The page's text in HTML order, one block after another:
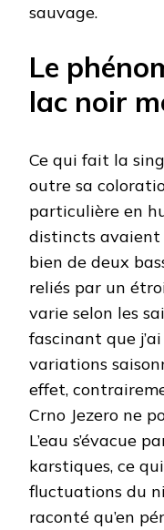
sauvage.
Le
lac noir
Ce qui fait la
outre sa
particulière en
distincts avaient
bien de deux
reliés par un
varie selon les
fascinant que
variations
effet,
Crno Jezero ne
L’eau s’évacue
karstiques, ce
fluctuations du
raconté qu’en